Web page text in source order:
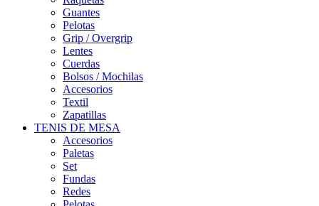
Guantes
Pelotas
Grip / Overgrip
Lentes
Cuerdas
Bolsos / Mochilas
Accesorios
Textil
Zapatillas
TENIS DE MESA
Accesorios
Paletas
Set
Fundas
Redes